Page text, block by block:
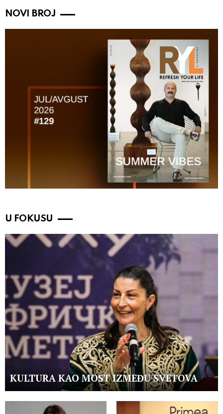
NOVI BROJ
U FOKUSU
KULTURA KAO MOST IZMEĐU SVETOVA